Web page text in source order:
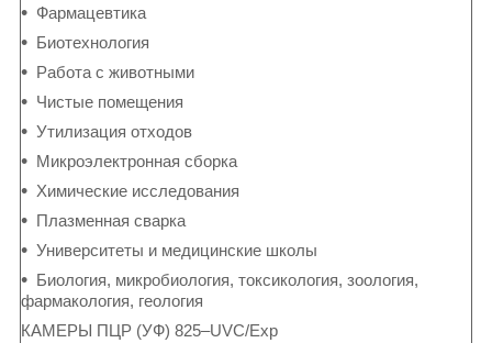
Фармацевтика
Биотехнология
Работа с животными
Чистые помещения
Утилизация отходов
Микроэлектронная сборка
Химические исследования
Плазменная сварка
Университеты и медицинские школы
Биология, микробиология, токсикология, зоология,
фармакология, геология
КАМЕРЫ ПЦР (УФ) 825–UVC/Exp